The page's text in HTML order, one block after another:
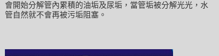
會開始分解管內累積的油垢及尿垢 ，當管垢被分解光光 ，水
管自然就不會再被污垢阻塞 。